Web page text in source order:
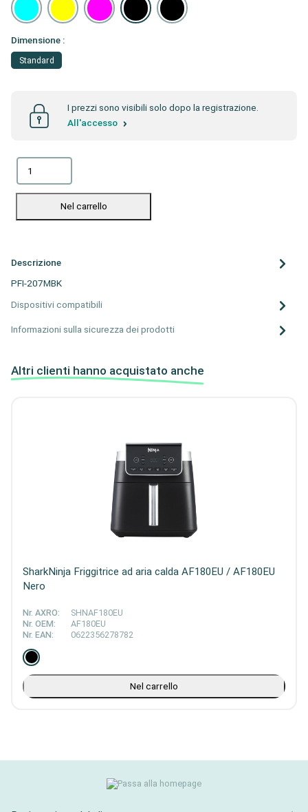
Dimensione :
Standard
I prezzi sono visibili solo dopo la registrazione.
All'accesso
Nel carrello
Descrizione
PFI-207MBK
Dispositivi compatibili
Informazioni sulla sicurezza dei prodotti
Altri clienti hanno acquistato anche
SharkNinja Friggitrice ad aria calda AF180EU / AF180EU
Nero
Nr. AXRO:
SHNAF180EU
Nr. OEM:
AF180EU
Nr. EAN:
0622356278782
Nel carrello